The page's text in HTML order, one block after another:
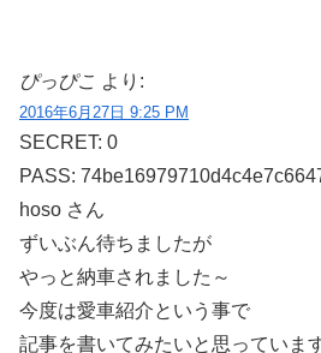
ぴっぴこ より:
2016年6月27日 9:25 PM
SECRET: 0
PASS:
hoso さん
ずいぶん待ちましたが
やっと納車されました～
今度は愛車紹介という事で
記事を書いてみたいと思っています